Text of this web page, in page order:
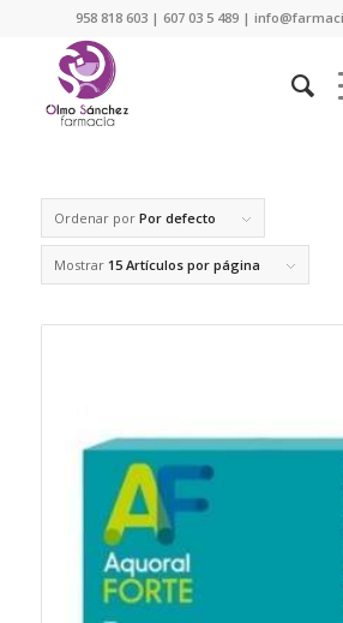
958 818 603 | 607 03 5 489 |
Ordenar por Por defecto
Mostrar 15 Artículos por página